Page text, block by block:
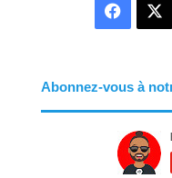
Abonnez-vous à